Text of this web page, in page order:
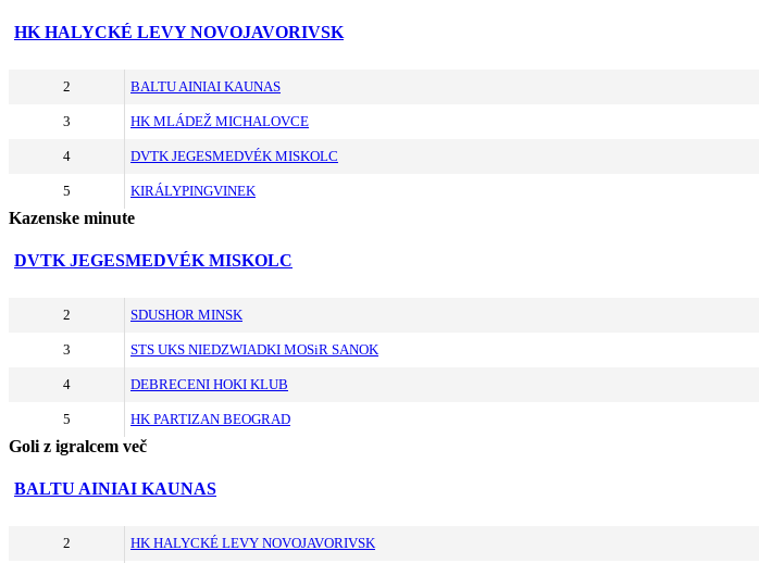
HK HALYCKÉ LEVY NOVOJAVORIVSK
2 BALTU AINIAI KAUNAS
3 HK MLÁDEŽ MICHALOVCE
4 DVTK JEGESMEDVÉK MISKOLC
5 KIRÁLYPINGVINEK
Kazenske minute
DVTK JEGESMEDVÉK MISKOLC
2 SDUSHOR MINSK
3 STS UKS NIEDZWIADKI MOSiR SANOK
4 DEBRECENI HOKI KLUB
5 HK PARTIZAN BEOGRAD
Goli z igralcem več
BALTU AINIAI KAUNAS
2 HK HALYCKÉ LEVY NOVOJAVORIVSK